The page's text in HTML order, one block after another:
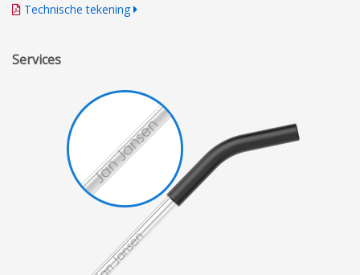
Technische tekening
Services